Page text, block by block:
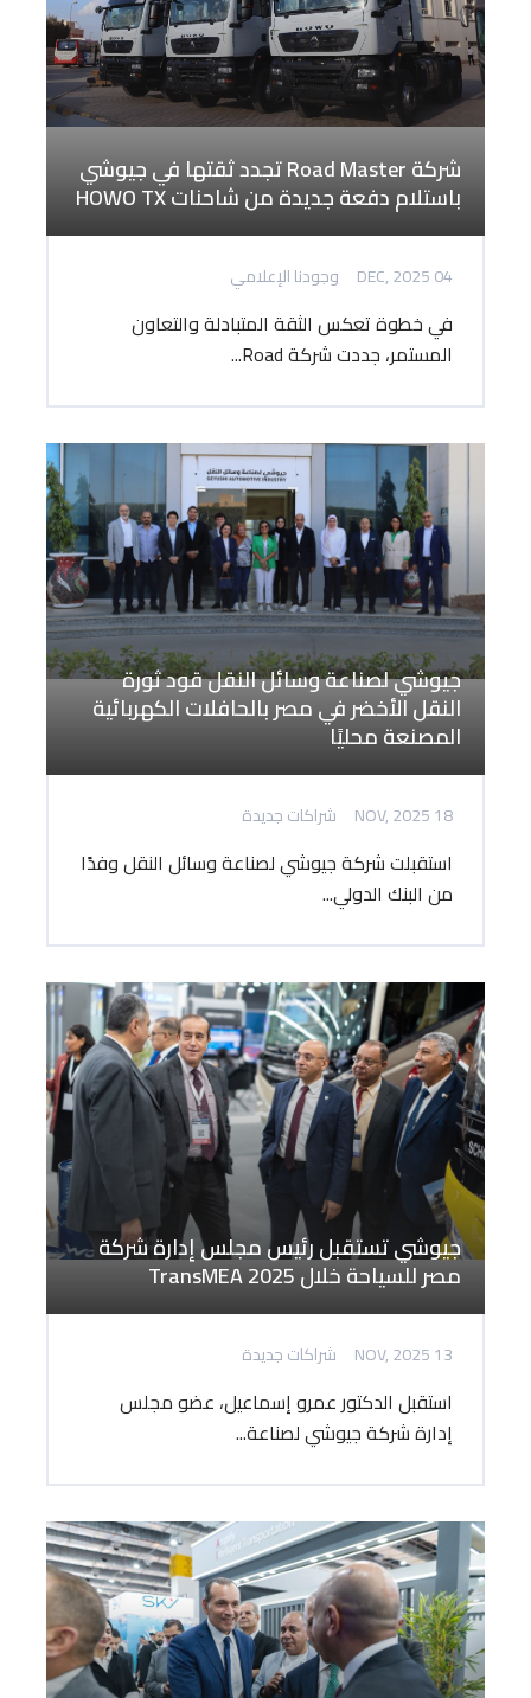
شركة Road Master تجدد ثقتها في جيوشي
باستلام دفعة جديدة من شاحنات HOWO TX
04 DEC, 2025 وجودنا الإعلامي
في خطوة تعكس الثقة المتبادلة والتعاون
المستمر، جددت شركة Road...
جيوشي لصناعة وسائل النقل قود ثورة
النقل الأخضر في مصر بالحافلات الكهربائية
المصنعة محليًا
18 NOV, 2025 شراكات جديدة
استقبلت شركة جيوشي لصناعة وسائل النقل وفدًا
من البنك الدولي...
جيوشي تستقبل رئيس مجلس إدارة شركة
مصر للسياحة خلال TransMEA 2025
13 NOV, 2025 شراكات جديدة
استقبل الدكتور عمرو إسماعيل، عضو مجلس
إدارة شركة جيوشي لصناعة...